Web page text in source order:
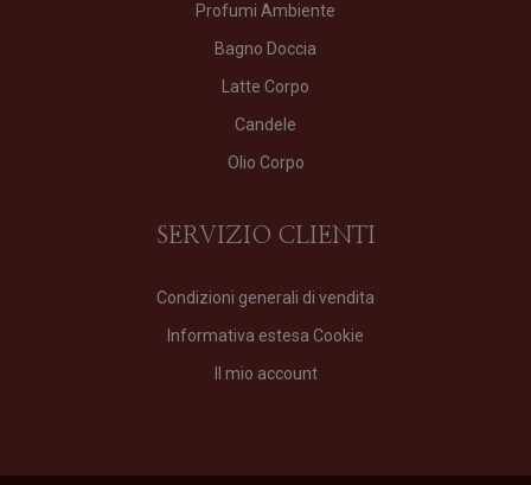
Profumi Ambiente
Bagno Doccia
Latte Corpo
Candele
Olio Corpo
SERVIZIO CLIENTI
Condizioni generali di vendita
Informativa estesa Cookie
Il mio account